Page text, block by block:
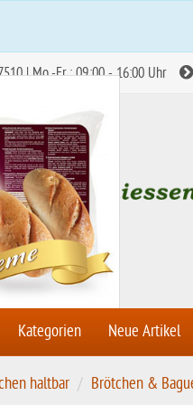
| Mo.-Fr.: 09:00 - 16:00 Uhr
Kategorien Neue Artikel
haltbar Brötchen &
ähnlich